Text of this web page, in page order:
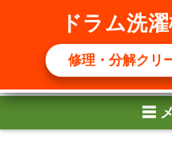
☰
ドラム洗
修理・分解クリ